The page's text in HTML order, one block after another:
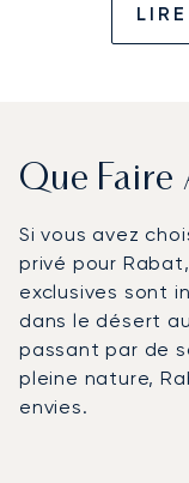
Que Faire
Si vous avez
privé pour
exclusives sont
dans le désert
passant par de
pleine nature,
envies.